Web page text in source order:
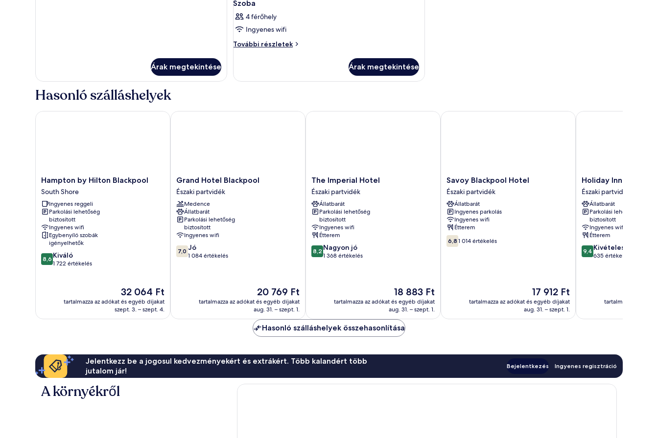
Árak megtekintése
Szoba
4 férőhely
Ingyenes wifi
További részletek
Szoba
Árak megtekintése
Hasonló szálláshelyek
Hampton
by
Hilton
Blackpool
South
Shore
Hampton by Hilton Blackpool
South Shore
Ingyenes reggeli
Parkolási lehetőség
biztosított
Ingyenes wifi
Egybenyíló szobák
igényelhetők
8.6
ennyiből:
értékelés
8,6 Kiváló
1 722 értékelés
Az
ár
32 064 Ft
32 064 Ft
tartalmazza az adókat és egyéb díjakat
szept. 3. – szept. 4.
Hampton by Hilton Blackpool
Grand
Hotel
Blackpool
Északi
partvidék
Grand Hotel Blackpool
Északi partvidék
Medence
Állatbarát
Parkolási lehetőség
biztosított
Ingyenes wifi
7.0
ennyiből:
7,0 Jó
1 084 értékelés
Az
ár
20 769 Ft
20 769 Ft
tartalmazza az adókat és egyéb díjakat
aug. 31. – szept. 1.
Grand Hotel Blackpool
The
Imperial
Hotel
Északi
partvidék
The Imperial Hotel
Északi partvidék
Állatbarát
Parkolási lehetőség
biztosított
Ingyenes wifi
Étterem
8.2
ennyiből:
értékelés
8,2 Nagyon jó
1 368 értékelés
Az
18 883 Ft
18 883 Ft
tartalmazza az adókat és egyéb díjakat
aug. 31. – szept. 1.
The Imperial Hotel
Savoy
Blackpool
Hotel
Északi
partvidék
Savoy Blackpool Hotel
Északi partvidék
Állatbarát
Ingyenes parkolás
Ingyenes wifi
Étterem
6.8
ennyiből:
6,8 1 014 értékelés
Az
17 912 Ft
17 912 Ft
tartalmazza az adókat és egyéb díjakat
aug. 31. – szept. 1.
Savoy Blackpool Hotel
Holiday
Inn
Blackpool
by
IHG
Északi
partvidék
Holiday Inn
Északi partvidék
Állatbarát
Parkolási lehetőség
biztosított
Ingyenes wifi
Étterem
9.4
ennyiből:
9,4 Kivételes
635 értékelés
tartalmazza az
Holiday Inn Blackpool
Hasonló szálláshelyek összehasonlítása
Jelentkezz be a jogosul kedvezményekért és extrákért. Több kalandért több
jutalom jár!
Bejelentkezés Ingyenes regisztráció
A környékről